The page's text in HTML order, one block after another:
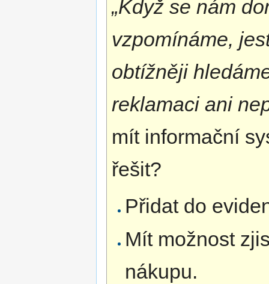
„Když se nám
vzpomínáme,
obtížněji
reklamaci ani
mít informační
řešit?
Přidat do
Mít možnost
nákupu.